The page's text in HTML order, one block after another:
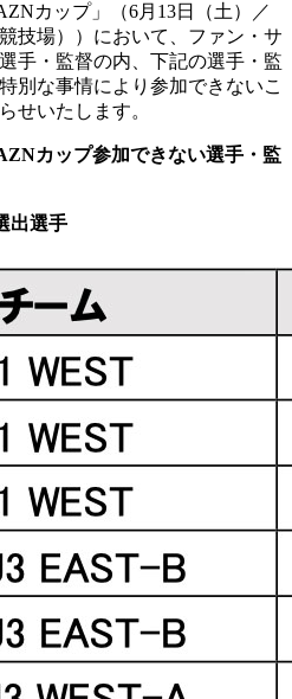
カップ」（6月13日（土）／
技場））において、ファン・サ
手・監督の内、下記の選手・監
別な事情により参加できないこ
せいたします。
カップ参加できない選手・監
出選手